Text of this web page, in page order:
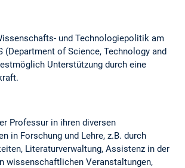
und Technologiepolitik am
(Department of Science, Technology and
Unterstützung durch eine
Professur in ihren diversen
in Forschung und Lehre, z.B. durch
Literaturverwaltung, Assistenz in der
wissenschaftlichen Veranstaltungen,